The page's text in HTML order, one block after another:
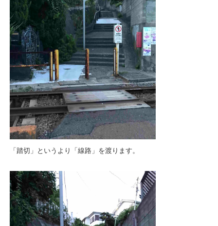
「踏切」というより「線路」を渡ります。